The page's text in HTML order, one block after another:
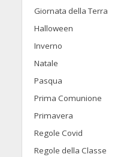
Giornata della Terra
Halloween
Inverno
Natale
Pasqua
Prima Comunione
Primavera
Regole Covid
Regole della Classe